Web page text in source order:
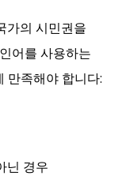
가의 시민권을
어를 사용하는
만족해야 합니다:
닌 경우